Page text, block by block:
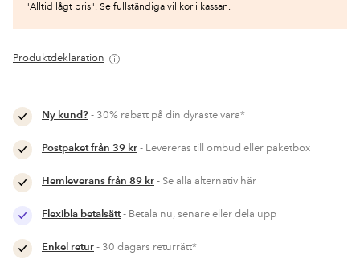
"Alltid lågt pris". Se fullständiga villkor i kassan.
Produktdeklaration
Ny kund?- 30% rabatt på din dyraste vara*
Postpaket från 39 kr- Levereras till ombud eller paketbox
Hemleverans från 89 kr- Se alla alternativ här
Flexibla betalsätt- Betala nu, senare eller dela upp
Enkel retur- 30 dagars returrätt*